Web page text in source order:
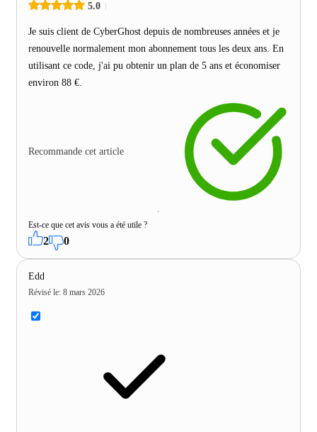
5.0
Je suis client de CyberGhost depuis de nombreuses années et je
renouvelle normalement mon abonnement tous les deux ans. En
utilisant ce code, j'ai pu obtenir un plan de 5 ans et économiser
environ 88 €.
Recommande cet article
Est-ce que cet avis vous a été utile ?
2 0
Edd
Révisé le: 8 mars 2026